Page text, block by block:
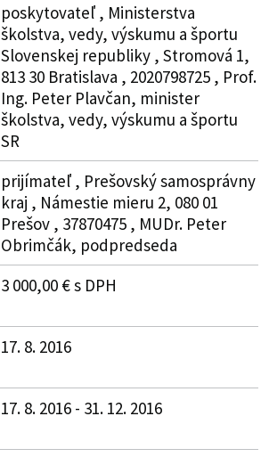
poskytovateľ , Ministerstva
školstva, vedy, výskumu a športu
Slovenskej republiky , Stromová 1,
813 30 Bratislava , 2020798725 , Prof.
Ing. Peter Plavčan, minister
školstva, vedy, výskumu a športu
SR
prijímateľ , Prešovský samosprávny
kraj , Námestie mieru 2, 080 01
Prešov , 37870475 , MUDr. Peter
Obrimčák, podpredseda
3 000,00 € s DPH
17. 8. 2016
17. 8. 2016 - 31. 12. 2016